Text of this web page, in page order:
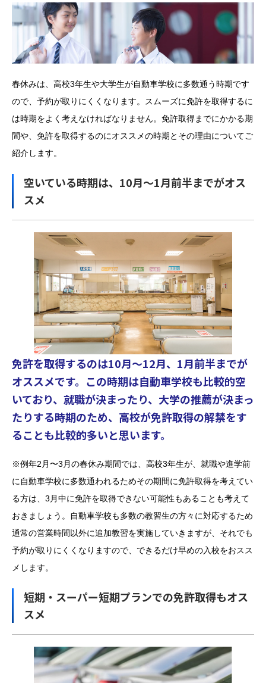
春休みは、高校3年生や大学生が自動車学校に多数通う時期です
ので、予約が取りにくくなります。スムーズに免許を取得するに
は時期をよく考えなければなりません。免許取得までにかかる期
間や、免許を取得するのにオススメの時期とその理由についてご
紹介します。
空いている時期は、10月〜1月前半までがオス
スメ
免許を取得するのは10月〜12月、1月前半までが
オススメです。この時期は自動車学校も比較的空
いており、就職が決まったり、大学の推薦が決まっ
たりする時期のため、高校が免許取得の解禁をす
ることも比較的多いと思います。
※例年2月〜3月の春休み期間では、高校3年生が、就職や進学前
に自動車学校に多数通われるためその期間に免許取得を考えてい
る方は、3月中に免許を取得できない可能性もあることも考えて
おきましょう。自動車学校も多数の教習生の方々に対応するため
通常の営業時間以外に追加教習を実施していきますが、それでも
予約が取りにくくなりますので、できるだけ早めの入校をおスス
メします。
短期・スーパー短期プランでの免許取得もオス
スメ